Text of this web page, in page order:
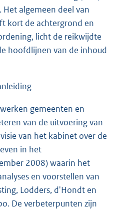
algemeen deel van
kort de achtergrond en
licht de reikwijdte
hoofdlijnen van de inhoud
gemeenten en
van de uitvoering van
van het kabinet over de
in het
2008) waarin het
en voorstellen van
Lodders, d'Hondt en
De verbeterpunten zijn